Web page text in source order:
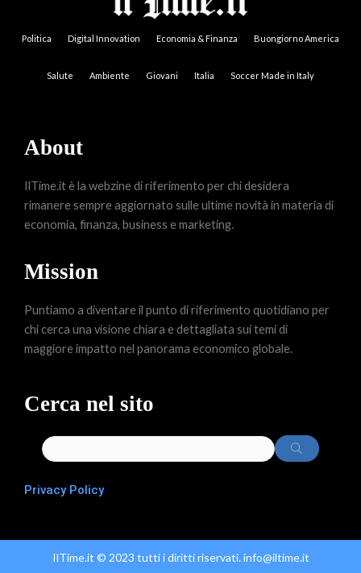
Politica Digital Innovation Economia & Finanza Buongiorno America
Salute Ambiente Giovani Italia Soccer Made in Italy
About
IlTime.it è la webzine di riferimento per chi desidera
rimanere sempre aggiornato sulle ultime novità in materia di
economia, finanza, business e marketing.
Mission
Puntiamo a diventare il punto di riferimento quotidiano per
chi cerca una visione chiara e dettagliata sui temi di
maggiore impatto nel panorama economico globale.
Cerca nel sito
Privacy Policy
IlTime.it © 2023 tutti i diritti riservati. info@iltime.it